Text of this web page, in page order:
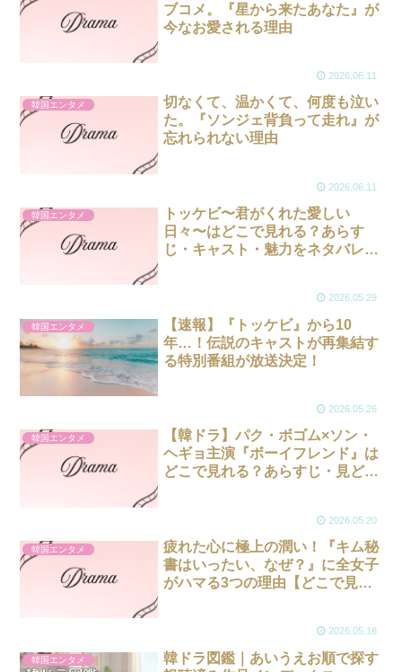
ブコメ。『星から来たあなた』が
今なお愛される理由
2026.06.11
韓国エンタメ
切なくて、温かくて、何度も泣い
た。『ソンジェ背負って走れ』が
忘れられない理由
2026.06.11
韓国エンタメ
トッケビ〜君がくれた愛しい
日々〜はどこで見れる？あらす
じ・キャスト・魅力をネタバレな
2026.05.29
韓国エンタメ
【速報】『トッケビ』から10
年…！伝説のキャストが再集結す
る特別番組が放送決定！
2026.05.26
韓国エンタメ
【韓ドラ】パク・ボゴム×ソン・
ヘギョ主演『ボーイフレンド』は
どこで見れる？あらすじ・見どこ
2026.05.20
韓国エンタメ
疲れた心に極上の潤い！『キム秘
書はいったい、なぜ？』に全女子
がハマる3つの理由【どこで見れ
2026.05.18
韓国エンタメ
韓ドラ図鑑｜あいうえお順で探す